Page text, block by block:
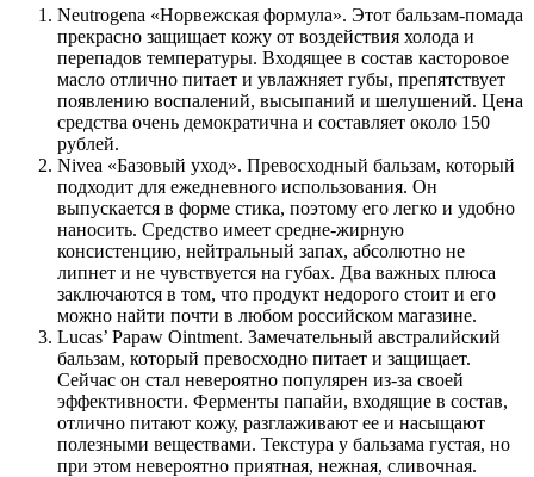
Neutrogena «Норвежская формула». Этот бальзам-помада
прекрасно защищает кожу от воздействия холода и
перепадов температуры. Входящее в состав касторовое
масло отлично питает и увлажняет губы, препятствует
появлению воспалений, высыпаний и шелушений. Цена
средства очень демократична и составляет около 150
рублей.
Nivea «Базовый уход». Превосходный бальзам, который
подходит для ежедневного использования. Он
выпускается в форме стика, поэтому его легко и удобно
наносить. Средство имеет средне-жирную
консистенцию, нейтральный запах, абсолютно не
липнет и не чувствуется на губах. Два важных плюса
заключаются в том, что продукт недорого стоит и его
можно найти почти в любом российском магазине.
Lucas’ Papaw Ointment. Замечательный австралийский
бальзам, который превосходно питает и защищает.
Сейчас он стал невероятно популярен из-за своей
эффективности. Ферменты папайи, входящие в состав,
отлично питают кожу, разглаживают ее и насыщают
полезными веществами. Текстура у бальзама густая, но
при этом невероятно приятная, нежная, сливочная.